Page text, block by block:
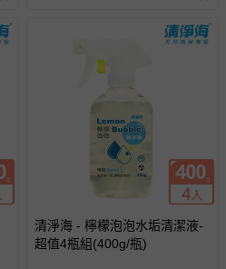
清淨海 - 檸檬泡泡水垢清潔液-
超值4瓶組(400g/瓶)